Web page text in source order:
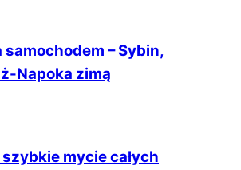
– Sybin,
Napoka zimą
mycie całych